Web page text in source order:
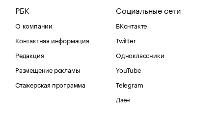
РБК
О компании
Контактная информация
Редакция
Размещение рекламы
Стажерская программа
Социальные сети
ВКонтакте
Twitter
Одноклассники
YouTube
Telegram
Дзен